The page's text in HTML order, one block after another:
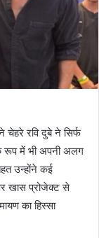
रवि दुबे ने सिर्फ
रूप में भी अपनी अलग
उन्होंने कई
खास प्रोजेक्ट से
का हिस्सा